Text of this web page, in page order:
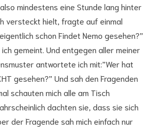
mindestens eine Stunde lang hinter
versteckt hielt, fragte auf einmal
schon Findet Nemo gesehen?”
gemeint. Und entgegen aller meiner
antwortete ich mit:”Wer hat
gesehen?” Und sah den Fragenden
schauten mich alle am Tisch
dachten sie, dass sie sich
der Fragende sah mich einfach nur